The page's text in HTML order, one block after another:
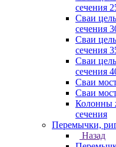
сечения
Сваи
сечения
Сваи
сечения
Сваи
сечения
Сваи
Сваи
Колонны
сечения
Перемычки,
Назад